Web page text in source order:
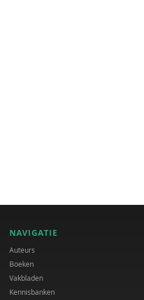
NAVIGATIE
Auteurs
Boeken
Vakbladen
Kennisbanken